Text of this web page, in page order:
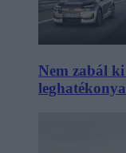
Nem zabál